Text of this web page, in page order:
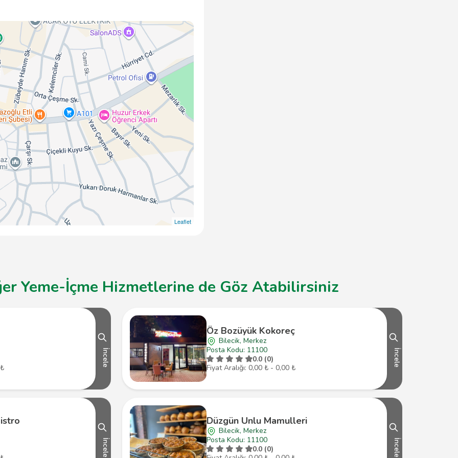
Leaflet
Yeme-İçme Hizmetlerine de Göz Atabilirsiniz
İncele
Öz Bozüyük Kokoreç
Bilecik, Merkez
Posta Kodu: 11100
0.0 (0)
Fiyat Aralığı: 0,00 ₺ - 0,00 ₺
İncele
İncele
Düzgün Unlu Mamulleri
Bilecik, Merkez
Posta Kodu: 11100
0.0 (0)
İncele